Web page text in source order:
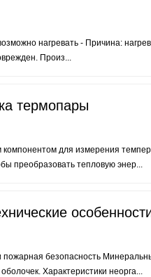
нагревать - Причина:
Произ...
термопары
для измерения
преобразовать тепловую энер...
безопасность
Характеристики неорга...